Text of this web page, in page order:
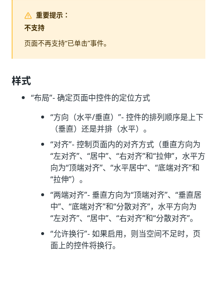
重要提示：
不支持
页面不再支持“已单击”事件。
样式
“布局”- 确定页面中控件的定位方式
“方向（水平/垂直）”- 控件的排列顺序是上下
（垂直）还是并排（水平）。
“对齐”- 控制页面内的对齐方式（垂直方向为
“左对齐”、“居中”、“右对齐”和“拉伸”，水平方
向为“顶端对齐”、“水平居中”、“底端对齐”和
“拉伸”）。
“两端对齐”- 垂直方向为“顶端对齐”、“垂直居
中”、“底端对齐”和“分散对齐”，水平方向为
“左对齐”、“居中”、“右对齐”和“分散对齐”。
“允许换行”- 如果启用，则当空间不足时，页
面上的控件将换行。